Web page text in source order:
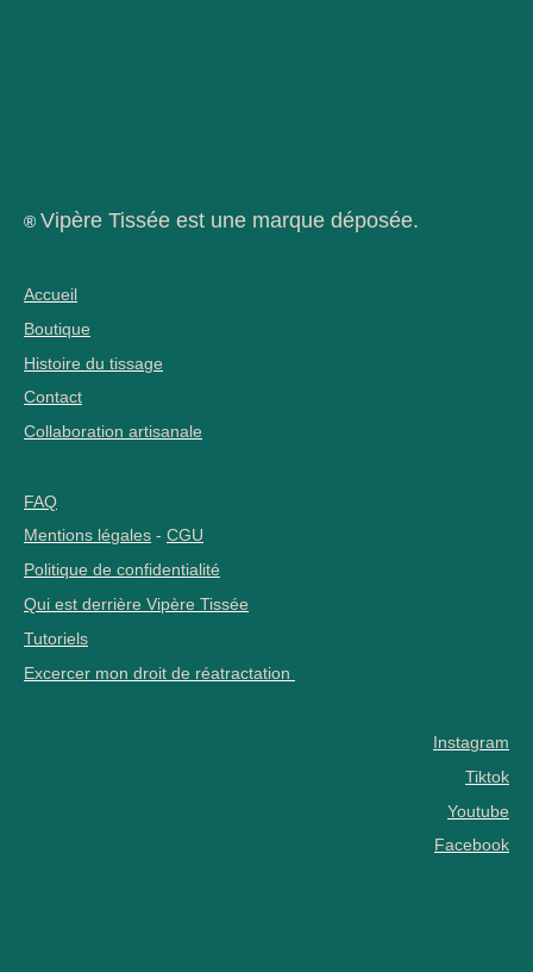
® Vipère Tissée est une marque déposée.
Accueil
Boutique
Histoire du tissage
Contact
Collaboration artisanale
FAQ
Mentions légales - CGU
Politique de confidentialité
Qui est derrière Vipère Tissée
Tutoriels
Excercer mon droit de réatractation
Instagram
Tiktok
Youtube
Facebook